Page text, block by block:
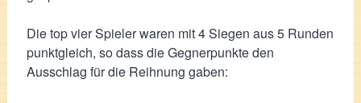
Die top vier Spieler waren mit 4 Siegen aus 5 Runden
punktgleich, so dass die Gegnerpunkte den
Ausschlag für die Reihnung gaben: